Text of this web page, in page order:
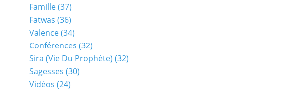
Famille(37)
Fatwas (36)
Valence(34)
Conférences (32)
Sira (vie Du Prophète) (32)
Sagesses (30)
Vidéos (24)